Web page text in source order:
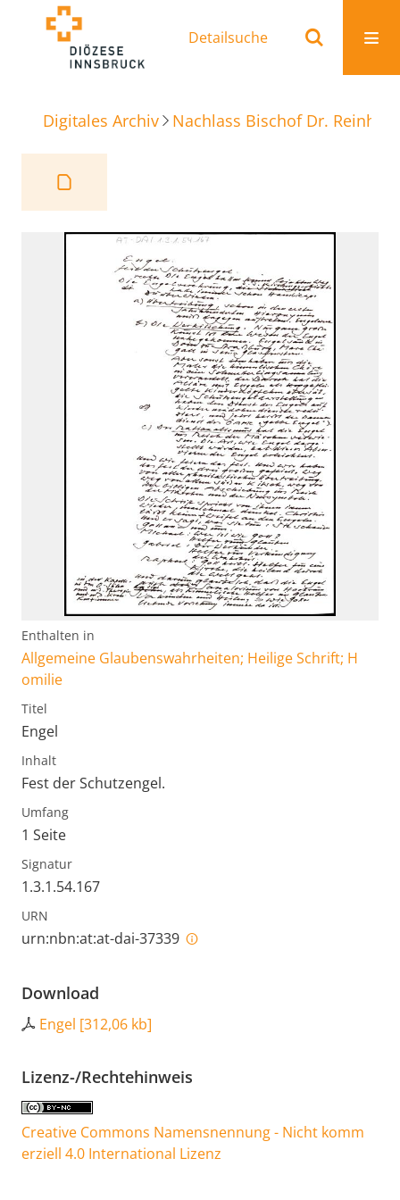
Detailsuche
Digitales Archiv Nachlass Bischof Dr.
Enthalten in
Allgemeine Glaubenswahrheiten; Heilige Schrift; H
omilie
Titel
Engel
Inhalt
Fest der Schutzengel.
Umfang
1 Seite
Signatur
1.3.1.54.167
URN
urn:nbn:at:at-dai-37339
Download
Engel [312,06 kb]
Lizenz-/Rechtehinweis
Creative Commons Namensnennung - Nicht komm
erziell 4.0 International Lizenz